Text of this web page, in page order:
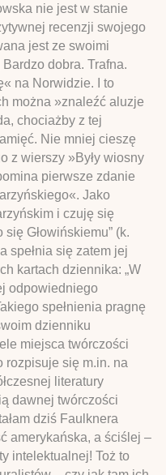
nie jest w stanie
recenzji swojego
jest ze swoimi
dobra. Trafna.
na Norwidzie. I to
można »znaleźć aluzje
chociażby z tej
Nie mniej cieszę
z wierszy »Były wiosny
pierwsze zdanie
Jako
i czuję się
Głowińskiemu” (k.
spełnia się zatem jej
kartach dziennika: „W
odpowiedniego
spełnienia pragnę
dzienniku
miejsca twórczości
rozpisuje się m.in. na
literatury
dawnej twórczości
dziś Faulknera
amerykańska, a ściślej –
intelektualnej! Toż to